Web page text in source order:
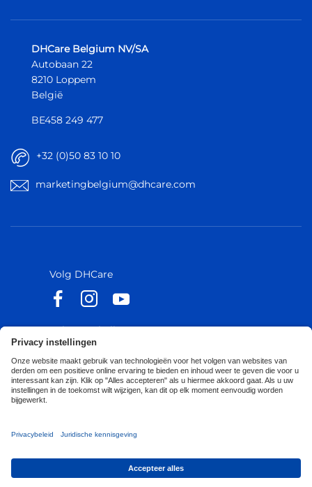
DHCare Belgium NV/SA
Autobaan 22
8210 Loppem
België
BE458 249 477
+32 (0)50 83 10 10
marketingbelgium@dhcare.com
Toegankelijkheidsverklaring
Volg DHCare
Volg Küschall